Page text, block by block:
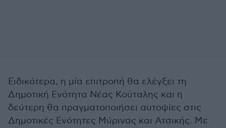
Ειδικότερα, η μία επιτροπή θα ελέγξει τη
Δημοτική Ενότητα Νέας Κούταλης και η
δεύτερη θα πραγματοποιήσει αυτοψίες στις
Δημοτικές Ενότητες Μύρινας και Ατσικής. Με